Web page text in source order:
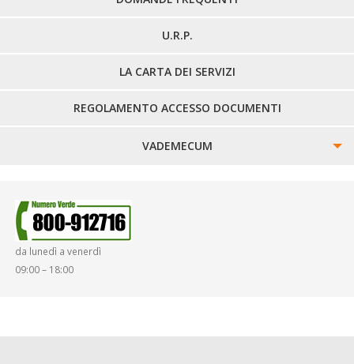
U.R.P.
LA CARTA DEI SERVIZI
REGOLAMENTO ACCESSO DOCUMENTI
VADEMECUM
SMARRIMENTO OGGETTI
da lunedì a venerdì
09:00 – 18:00